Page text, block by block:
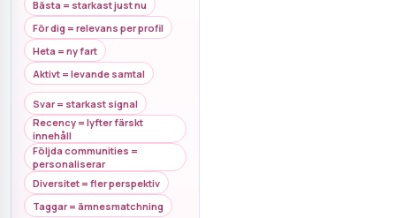
Bästa = starkast just nu
För dig = relevans per profil
Heta = ny fart
Aktivt = levande samtal
Svar = starkast signal
Recency = lyfter färskt
innehåll
Följda communities =
personaliserar
Diversitet = fler perspektiv
Taggar = ämnesmatchning